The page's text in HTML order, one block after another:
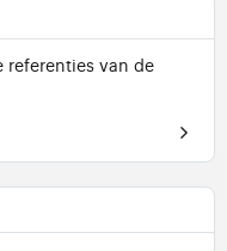
referenties van de